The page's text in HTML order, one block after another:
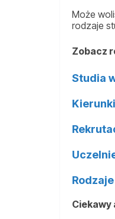
Może
rodzaje
Zobacz
Studia
Ciekawy